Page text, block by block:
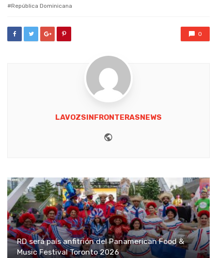
República Dominicana
0
LAVOZSINFRONTERASNEWS
RD será país anfitrión del Panamerican Food &
Music Festival Toronto 2026